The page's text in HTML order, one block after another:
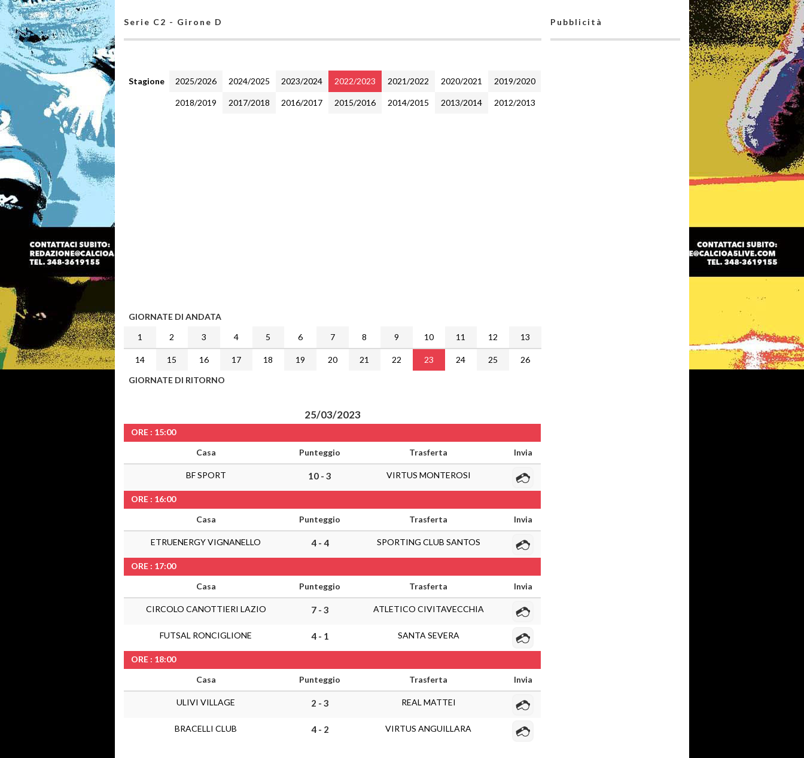
Serie C2 - Girone D
Stagione 2025/2026 2024/2025 2023/2024 2022/2023 2021/2022 2020/2021 2019/2020
2018/2019 2017/2018 2016/2017 2015/2016 2014/2015 2013/2014 2012/2013
GIORNATE DI ANDATA
1
2 3 4 5 6 7 8 9 10 11 12 13
14 15 16 17 18 19 20 21 22 23 24 25
26
GIORNATE DI RITORNO
25/03/2023
ORE : 15:00
Casa
Punteggio Trasferta Invia
BF SPORT 10 - 3 VIRTUS MONTEROSI
ORE : 16:00
Casa
Punteggio Trasferta Invia
ETRUENERGY VIGNANELLO 4 - 4 SPORTING CLUB SANTOS
ORE : 17:00
Casa
Punteggio Trasferta Invia
CIRCOLO CANOTTIERI LAZIO 7 - 3 ATLETICO CIVITAVECCHIA
FUTSAL RONCIGLIONE 4 - 1 SANTA SEVERA
ORE : 18:00
Casa
Punteggio Trasferta Invia
ULIVI VILLAGE 2 - 3 REAL MATTEI
BRACELLI CLUB 4 - 2 VIRTUS ANGUILLARA
Pubblicità